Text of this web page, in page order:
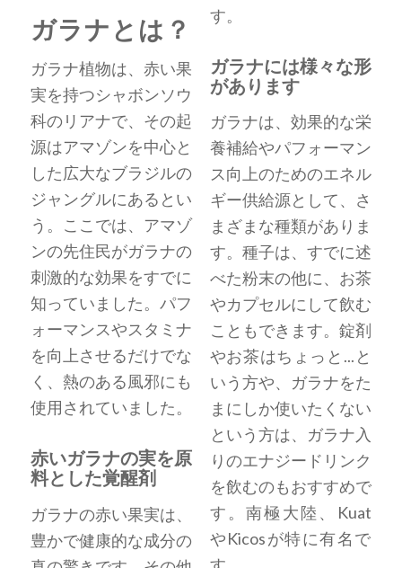
ガラナとは？
ガラナ植物は、赤い果
実を持つシャボンソウ
科のリアナで、その起
源はアマゾンを中心と
した広大なブラジルの
ジャングルにあるとい
う。ここでは、アマゾ
ンの先住民がガラナの
刺激的な効果をすでに
知っていました。パフ
ォーマンスやスタミナ
を向上させるだけでな
く、熱のある風邪にも
使用されていました。
赤いガラナの実を原
料とした覚醒剤
ガラナの赤い果実は、
豊かで健康的な成分の
す。
ガラナには様々な形
があります
ガラナは、効果的な栄
養補給やパフォーマン
ス向上のためのエネル
ギー供給源として、さ
まざまな種類がありま
す。種子は、すでに述
べた粉末の他に、お茶
やカプセルにして飲む
こともできます。錠剤
やお茶はちょっと...と
いう方や、ガラナをた
まにしか使いたくない
という方は、ガラナ入
りのエナジードリンク
を飲むのもおすすめで
す。南極大陸、Kuat
やKicosが特に有名で